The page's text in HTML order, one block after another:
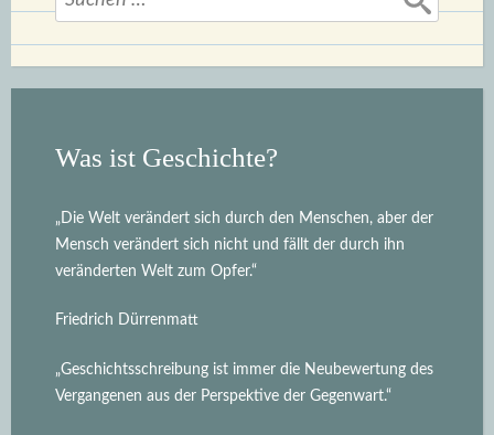
nach:
Was ist Geschichte?
„Die Welt verändert sich durch den Menschen, aber der
Mensch verändert sich nicht und fällt der durch ihn
veränderten Welt zum Opfer.“
Friedrich Dürrenmatt
„Geschichtsschreibung ist immer die Neubewertung des
Vergangenen aus der Perspektive der Gegenwart.“